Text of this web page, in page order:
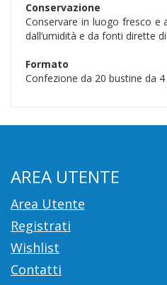
Conservazione
Conservare in luogo fresco e
dall’umidità e da fonti dirette
Formato
Confezione da 20 bustine da
AREA UTENTE
Area Utente
Registrati
Wishlist
Contatti